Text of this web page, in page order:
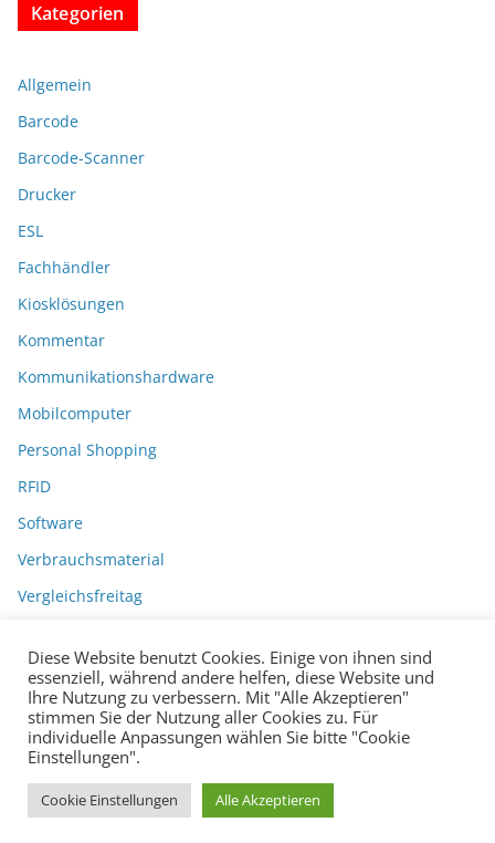
Kategorien
Allgemein
Barcode
Barcode-Scanner
Drucker
ESL
Fachhändler
Kiosklösungen
Kommentar
Kommunikationshardware
Mobilcomputer
Personal Shopping
RFID
Software
Verbrauchsmaterial
Vergleichsfreitag
Copyright © 2026BarcodeBlog
Diese Website benutzt Cookies. Einige von ihnen sind
essenziell, während andere helfen, diese Website und
Ihre Nutzung zu verbessern. Mit "Alle Akzeptieren"
stimmen Sie der Nutzung aller Cookies zu. Für
individuelle Anpassungen wählen Sie bitte "Cookie
Einstellungen".
Cookie Einstellungen Alle Akzeptieren